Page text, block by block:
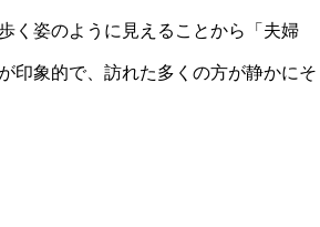
く姿のように見えることから「夫婦
印象的で、訪れた多くの方が静かにそ